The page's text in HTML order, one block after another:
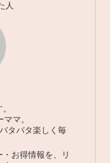
人
マ。
タバタ楽しく毎
お得情報を、リ